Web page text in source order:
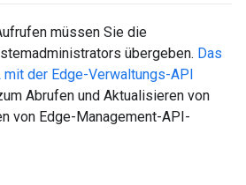
müssen Sie die
übergeben. Das
der Edge-Verwaltungs-API
Abrufen und Aktualisieren von
von Edge-Management-API-